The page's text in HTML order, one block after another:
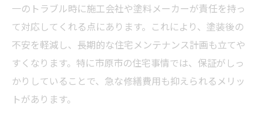
屋根塗装の保証を最大限活かすためのチェック
ポイント
屋根塗装保証を活用するための事前確認リ
スト
屋根塗装で保証条件や対象範囲の確認方法
を解説
一のトラブル時に施工会社や塗料メーカーが責任を持っ
て対応してくれる点にあります。これにより、塗装後の
不安を軽減し、長期的な住宅メンテナンス計画も立てや
すくなります。特に市原市の住宅事情では、保証がしっ
かりしていることで、急な修繕費用も抑えられるメリッ
トがあります。